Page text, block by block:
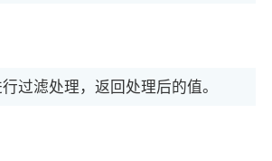
过滤处理，返回处理后的值。